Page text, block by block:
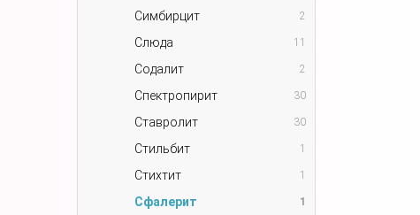
Симбирцит 2
Слюда 11
Содалит 2
Спектропирит 30
Ставролит 30
Стильбит 1
Стихтит 1
Сфалерит 1